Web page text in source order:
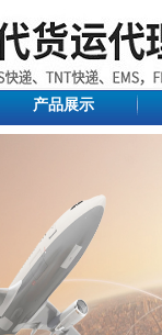
产品展示